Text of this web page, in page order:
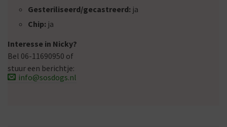
Gesteriliseerd/gecastreerd: ja
Chip: ja
Interesse in Nicky?
Bel 06-11690950 of
stuur een berichtje:
info@sosdogs.nl